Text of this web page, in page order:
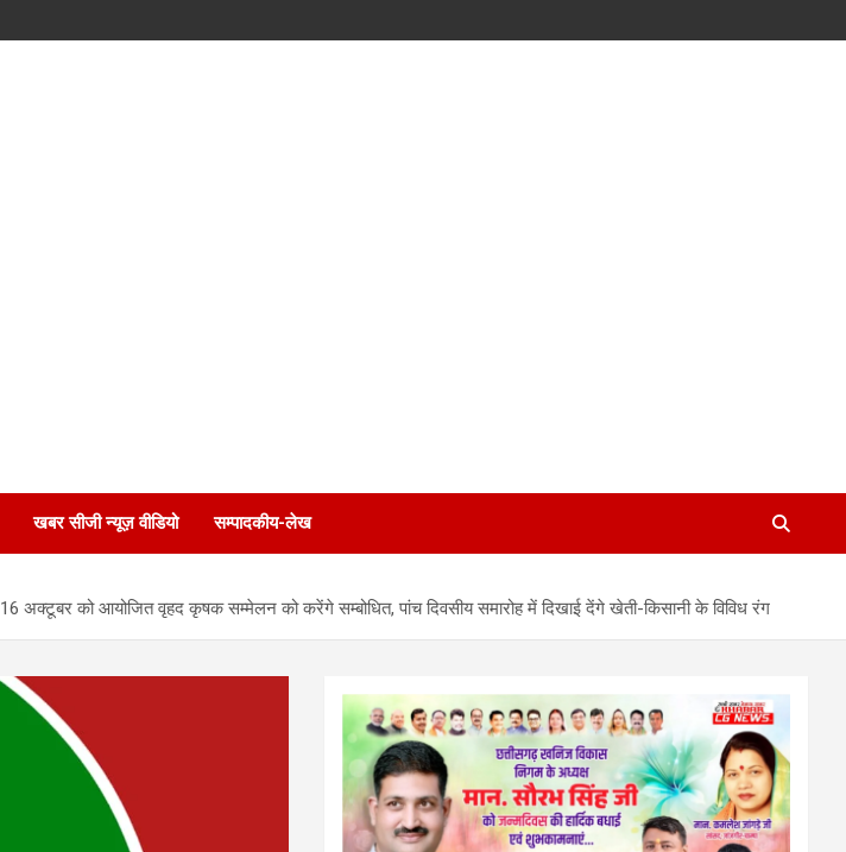
खबर सीजी न्यूज़ वीडियो सम्पादकीय-लेख
अक्टूबर को आयोजित वृहद कृषक सम्मेलन को करेंगे सम्बोधित, पांच दिवसीय समारोह में दिखाई देंगे खेती-किसानी के विविध रंग